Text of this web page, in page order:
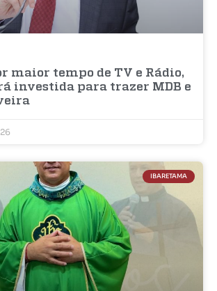
maior tempo de TV e Rádio,
investida para trazer MDB e
IBARETAMA